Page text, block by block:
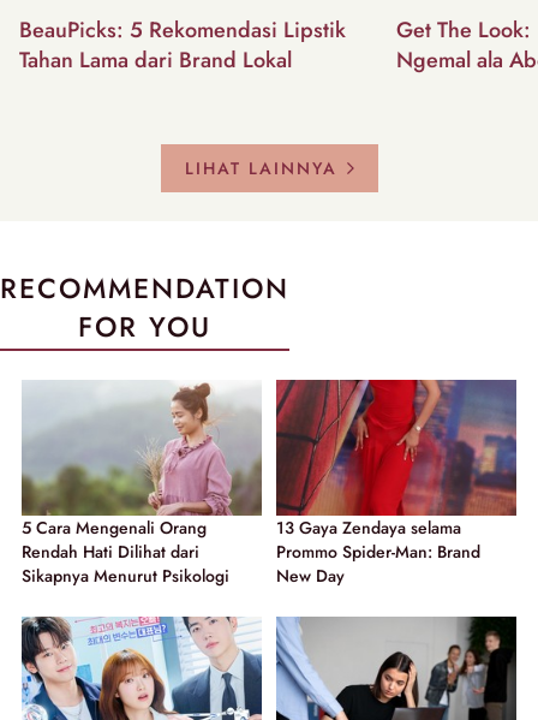
BeauPicks: 5 Rekomendasi Lipstik
Tahan Lama dari Brand Lokal
Get The
Ngemal ala
LIHAT LAINNYA
RECOMMENDATION
FOR YOU
5 Cara Mengenali Orang
Rendah Hati Dilihat dari
Sikapnya Menurut Psikologi
13 Gaya Zendaya selama
Prommo Spider-Man: Brand
New Day